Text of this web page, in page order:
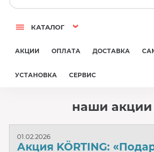
КАТАЛОГ
АКЦИИ ОПЛАТА ДОСТАВКА
УСТАНОВКА СЕРВИС
наши акции
01.02.2026
Акция KÖRTING: